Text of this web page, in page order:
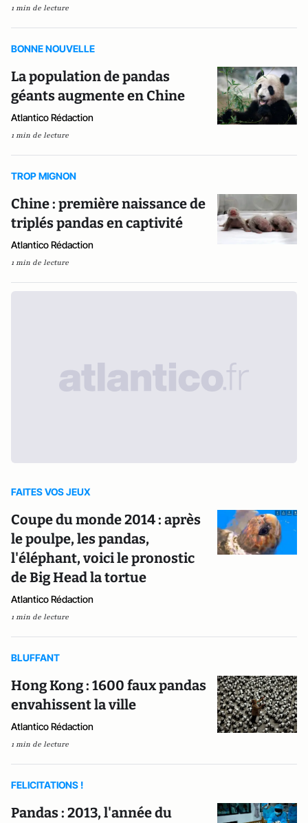
1 min de lecture
BONNE NOUVELLE
La population de pandas
géants augmente en Chine
Atlantico Rédaction
1 min de lecture
TROP MIGNON
Chine : première naissance de
triplés pandas en captivité
Atlantico Rédaction
1 min de lecture
FAITES VOS JEUX
Coupe du monde 2014 : après
le poulpe, les pandas,
l'éléphant, voici le pronostic
de Big Head la tortue
Atlantico Rédaction
1 min de lecture
BLUFFANT
Hong Kong : 1600 faux pandas
envahissent la ville
Atlantico Rédaction
1 min de lecture
FELICITATIONS !
Pandas : 2013, l'année du